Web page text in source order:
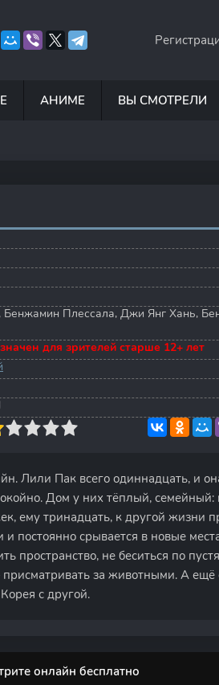
АНИМЕ ВЫ СМОТРЕЛИ
, Бенжамин Плессала, Джи Янг Хань,
для зрителей старше 12+ лет
Лили Пак всего одиннадцать, и
Дом у них тёплый, семейный:
ему тринадцать, к другой жизни
постоянно срывается в новые
пространство, не беситься по
за животными. А ещё
с другой.
онлайн бесплатно